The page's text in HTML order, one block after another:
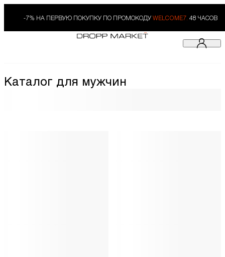
-7% НА ПЕРВУЮ ПОКУПКУ ПО ПРОМОКОДУ WELCOME7. 48 ЧАСОВ
Каталог для мужчин